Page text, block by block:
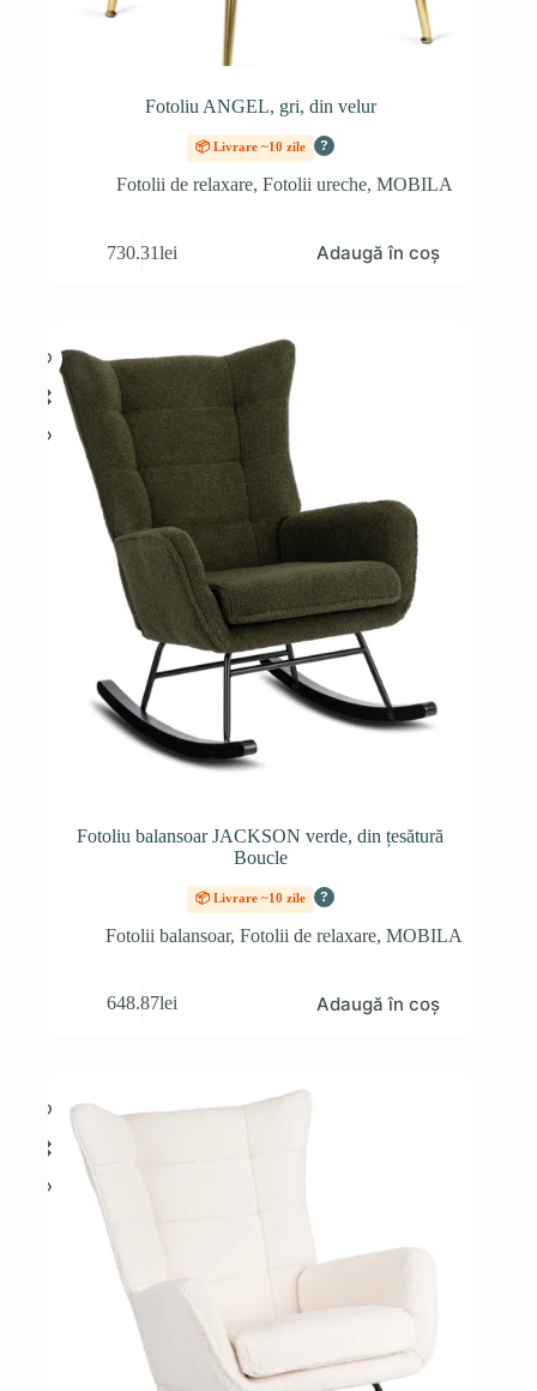
Fotoliu ANGEL, gri, din velur
📦 Livrare ~10 zile ?
Fotolii de relaxare, Fotolii ureche, MOBILA
730.31lei Adaugă în coș
Fotoliu balansoar JACKSON verde, din țesătură
Boucle
📦 Livrare ~10 zile ?
Fotolii balansoar,Fotolii de relaxare,MOBILA
648.87lei Adaugă în coș